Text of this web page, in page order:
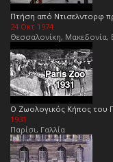
Πτήση από Ντισελντορφ
24 Οκτ 1974
Θεσσαλονίκη, Μακεδονία,
Ο Ζωολογικός Κήπος του
1931
Παρίσι, Γαλλία